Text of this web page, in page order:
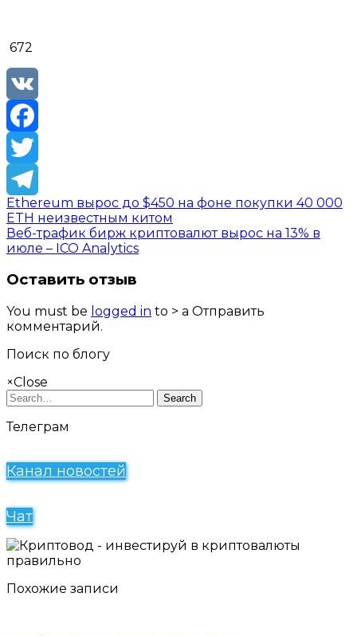
672
VK
Facebook
Twitter
Telegram
Ethereum вырос до $450 на фоне покупки 40 000
ETH неизвестным китом
Веб-трафик бирж криптовалют вырос на 13% в
июле – ICO Analytics
Оставить отзыв
You must be logged in to > a Отправить
комментарий.
Поиск по блогу
×Close
Search
Телеграм
Канал новостей
Чат
Похожие записи